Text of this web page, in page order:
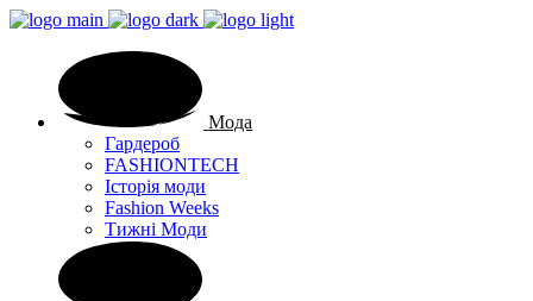
Мода
Гардероб
FASHIONTECH
Історія моди
Fashion Weeks
Тижні Моди